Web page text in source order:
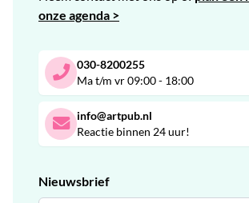
onze agenda >
030-8200255
Ma t/m vr 09:00 - 18:00
info@artpub.nl
Reactie binnen 24 uur!
Nieuwsbrief